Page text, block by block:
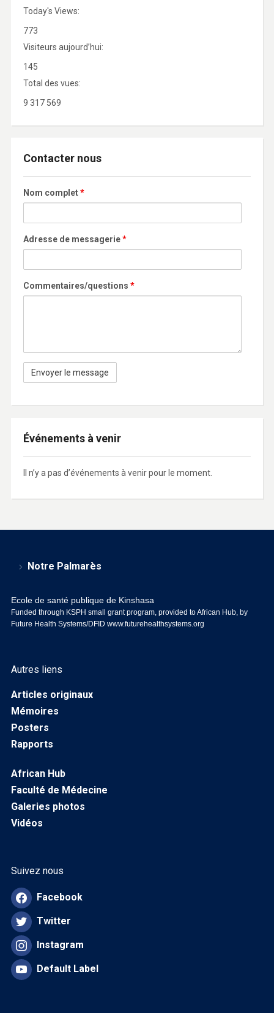
Today's Views:
773
Visiteurs aujourd’hui:
145
Total des vues:
9 317 569
Contacter nous
Nom complet*
Adresse de messagerie*
Commentaires/questions *
Événements à venir
Il n’y a pas d’événements à venir pour le moment.
Notre Palmarès
Ecole de santé publique de Kinshasa
Funded through KSPH small grant program, provided to African Hub, by
Future Health Systems/DFID www.futurehealthsystems.org
Autres liens
Articles originaux
Mémoires
Posters
Rapports
African Hub
Faculté de Médecine
Galeries photos
Vidéos
Suivez nous
Facebook
Twitter
Instagram
Default Label